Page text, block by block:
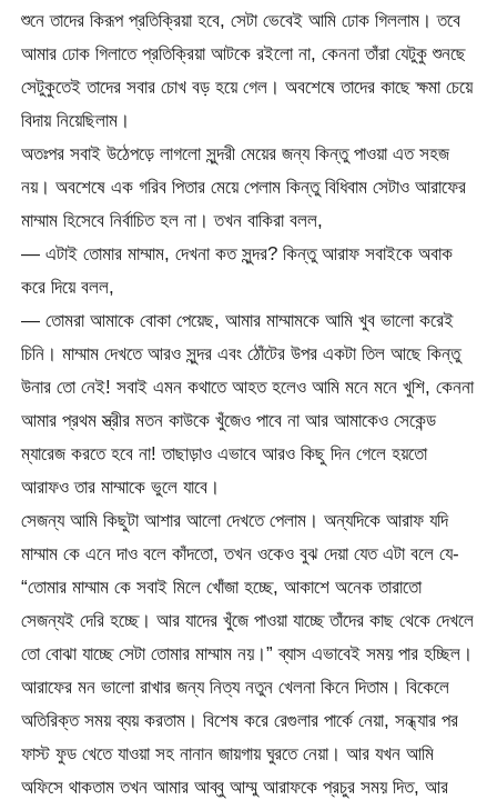
শুনে তাদের কিরূপ প্রতিক্রিয়া হবে, সেটা ভেবেই আমি ঢোক গিললাম। তবে
আমার ঢোক গিলাতে প্রতিক্রিয়া আটকে রইলো না, কেননা তাঁরা যেটুকু শুনছে
সেটুকুতেই তাদের সবার চোখ বড় হয়ে গেল। অবশেষে তাদের কাছে ক্ষমা চেয়ে
বিদায় নিয়েছিলাম।
অতঃপর সবাই উঠেপড়ে লাগলো সুন্দরী মেয়ের জন্য কিন্তু পাওয়া এত সহজ
নয়। অবশেষে এক গরিব পিতার মেয়ে পেলাম কিন্তু বিধিবাম সেটাও আরাফের
মাম্মাম হিসেবে নির্বাচিত হল না। তখন বাকিরা বলল,
— এটাই তোমার মাম্মাম, দেখনা কত সুন্দর? কিন্তু আরাফ সবাইকে অবাক
করে দিয়ে বলল,
— তোমরা আমাকে বোকা পেয়েছ, আমার মাম্মামকে আমি খুব ভালো করেই
চিনি। মাম্মাম দেখতে আরও সুন্দর এবং ঠোঁটের উপর একটা তিল আছে কিন্তু
উনার তো নেই! সবাই এমন কথাতে আহত হলেও আমি মনে মনে খুশি, কেননা
আমার প্রথম স্ত্রীর মতন কাউকে খুঁজেও পাবে না আর আমাকেও সেকেন্ড
ম্যারেজ করতে হবে না! তাছাড়াও এভাবে আরও কিছু দিন গেলে হয়তো
আরাফও তার মাম্মাকে ভুলে যাবে।
সেজন্য আমি কিছুটা আশার আলো দেখতে পেলাম। অন্যদিকে আরাফ যদি
মাম্মাম কে এনে দাও বলে কাঁদতো, তখন ওকেও বুঝ দেয়া যেত এটা বলে যে-
“তোমার মাম্মাম কে সবাই মিলে খোঁজা হচ্ছে, আকাশে অনেক তারাতো
সেজন্যই দেরি হচ্ছে। আর যাদের খুঁজে পাওয়া যাচ্ছে তাঁদের কাছ থেকে দেখলে
তো বোঝা যাচ্ছে সেটা তোমার মাম্মাম নয়।” ব্যাস এভাবেই সময় পার হচ্ছিল।
আরাফের মন ভালো রাখার জন্য নিত্য নতুন খেলনা কিনে দিতাম। বিকেলে
অতিরিক্ত সময় ব্যয় করতাম। বিশেষ করে রেগুলার পার্কে নেয়া, সন্ধ্যার পর
ফাস্ট ফুড খেতে যাওয়া সহ নানান জায়গায় ঘুরতে নেয়া। আর যখন আমি
অফিসে থাকতাম তখন আমার আব্বু আম্মু আরাফকে প্রচুর সময় দিত, আর